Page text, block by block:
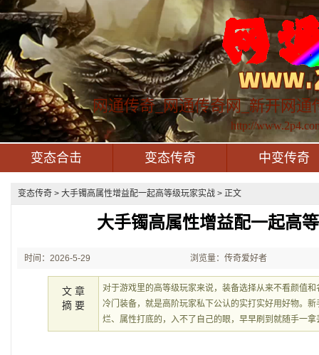
网通传奇_网通传奇网_新开网通
http://
变态合击 变态传奇 中变传奇
变态传奇 > 大手镯高属性增益配一起高等级玩家实战 > 正文
大手镯高属性增益配一起高
时间：2026-5-29
21:33:02
浏览量：传奇爱好者
文 章
摘 要
对于游戏里的高等级玩家来说，装备选择从来不看颜值
冷门装备，就是高阶玩家私下公认的实打实好用好物。
烂、属性打底的，入不了自己的眼，早早刷到就随手一